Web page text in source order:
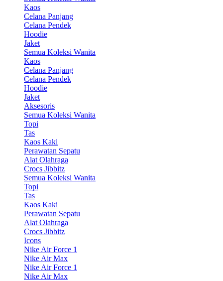
Kaos
Celana Panjang
Celana Pendek
Hoodie
Jaket
Semua Koleksi Wanita
Kaos
Celana Panjang
Celana Pendek
Hoodie
Jaket
Aksesoris
Semua Koleksi Wanita
Topi
Tas
Kaos Kaki
Perawatan Sepatu
Alat Olahraga
Crocs Jibbitz
Semua Koleksi Wanita
Topi
Tas
Kaos Kaki
Perawatan Sepatu
Alat Olahraga
Crocs Jibbitz
Icons
Nike Air Force 1
Nike Air Max
Nike Air Force 1
Nike Air Max